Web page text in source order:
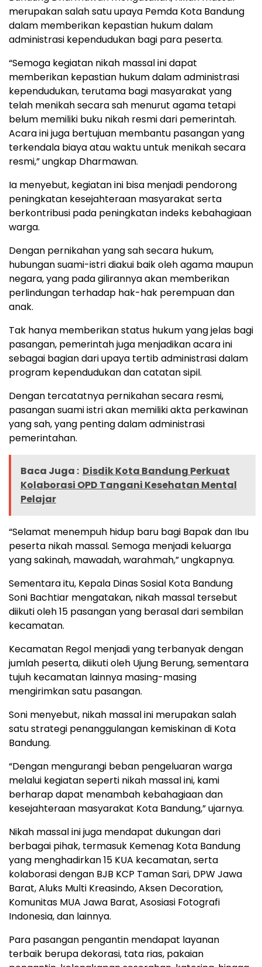
merupakan salah satu upaya Pemda Kota Bandung
dalam memberikan kepastian hukum dalam
administrasi kependudukan bagi para peserta.
“Semoga kegiatan nikah massal ini dapat
memberikan kepastian hukum dalam administrasi
kependudukan, terutama bagi masyarakat yang
telah menikah secara sah menurut agama tetapi
belum memiliki buku nikah resmi dari pemerintah.
Acara ini juga bertujuan membantu pasangan yang
terkendala biaya atau waktu untuk menikah secara
resmi,” ungkap Dharmawan.
Ia menyebut, kegiatan ini bisa menjadi pendorong
peningkatan kesejahteraan masyarakat serta
berkontribusi pada peningkatan indeks kebahagiaan
warga.
Dengan pernikahan yang sah secara hukum,
hubungan suami-istri diakui baik oleh agama maupun
negara, yang pada gilirannya akan memberikan
perlindungan terhadap hak-hak perempuan dan
anak.
Tak hanya memberikan status hukum yang jelas bagi
pasangan, pemerintah juga menjadikan acara ini
sebagai bagian dari upaya tertib administrasi dalam
program kependudukan dan catatan sipil.
Dengan tercatatnya pernikahan secara resmi,
pasangan suami istri akan memiliki akta perkawinan
yang sah, yang penting dalam administrasi
pemerintahan.
Baca Juga : Disdik Kota Bandung Perkuat
Kolaborasi OPD Tangani Kesehatan Mental
Pelajar
“Selamat menempuh hidup baru bagi Bapak dan Ibu
peserta nikah massal. Semoga menjadi keluarga
yang sakinah, mawadah, warahmah,” ungkapnya.
Sementara itu, Kepala Dinas Sosial Kota Bandung
Soni Bachtiar mengatakan, nikah massal tersebut
diikuti oleh 15 pasangan yang berasal dari sembilan
kecamatan.
Kecamatan Regol menjadi yang terbanyak dengan
jumlah peserta, diikuti oleh Ujung Berung, sementara
tujuh kecamatan lainnya masing-masing
mengirimkan satu pasangan.
Soni menyebut, nikah massal ini merupakan salah
satu strategi penanggulangan kemiskinan di Kota
Bandung.
“Dengan mengurangi beban pengeluaran warga
melalui kegiatan seperti nikah massal ini, kami
berharap dapat menambah kebahagiaan dan
kesejahteraan masyarakat Kota Bandung,” ujarnya.
Nikah massal ini juga mendapat dukungan dari
berbagai pihak, termasuk Kemenag Kota Bandung
yang menghadirkan 15 KUA kecamatan, serta
kolaborasi dengan BJB KCP Taman Sari, DPW Jawa
Barat, Aluks Multi Kreasindo, Aksen Decoration,
Komunitas MUA Jawa Barat, Asosiasi Fotografi
Indonesia, dan lainnya.
Para pasangan pengantin mendapat layanan
terbaik berupa dekorasi, tata rias, pakaian